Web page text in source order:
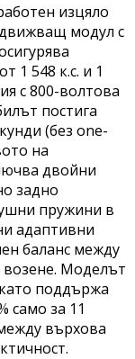
изцяло
модул с
1 548 к.с. и 1
с 800-волтова
постига
(без one-
на
двойни
задно
пружини в
адаптивни
баланс между
Моделът
поддържа
само за 11
върхова